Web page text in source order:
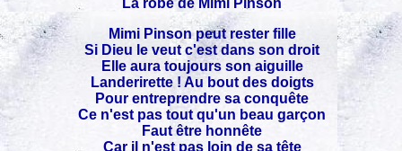
La robe de Mimi Pinson
Mimi Pinson peut rester fille
Si Dieu le veut c'est dans son droit
Elle aura toujours son aiguille
Landerirette ! Au bout des doigts
Pour entreprendre sa conquête
Ce n'est pas tout qu'un beau garçon
Faut être honnête
Car il n'est pas loin de sa tête